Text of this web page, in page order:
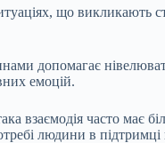
що
допомагає
емоцій.
взаємодія часто має
людини в підтримці